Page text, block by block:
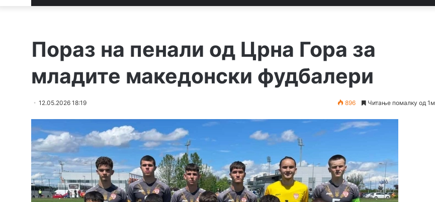
Пораз на пенали од Црна Гора за
младите македонски фудбалери
12.05.2026 18:19 896 Читање помалку од 1м